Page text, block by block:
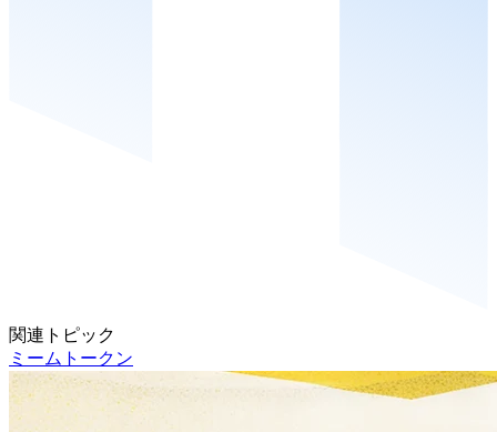
関連トピック
ミームトークン